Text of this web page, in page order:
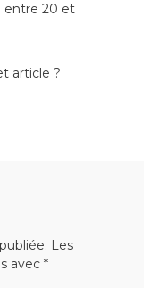
entre 20 et
article ?
Les
avec *